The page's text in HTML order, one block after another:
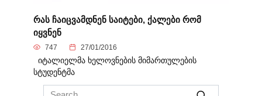
რას ჩაიცვამდნენ საიტები, ქალები რომ
იყვნენ
747 27/01/2016
იტალიელმა ხელოვნების მიმართულების
სტუდენტმა
Search